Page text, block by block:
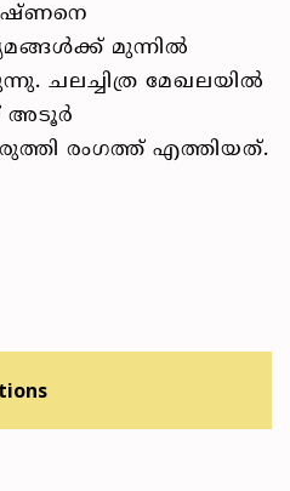
മുന്നിൽ
ചലച്ചിത്ര മേഖലയിൽ
അടൂർ
രംഗത്ത് എത്തിയത്.